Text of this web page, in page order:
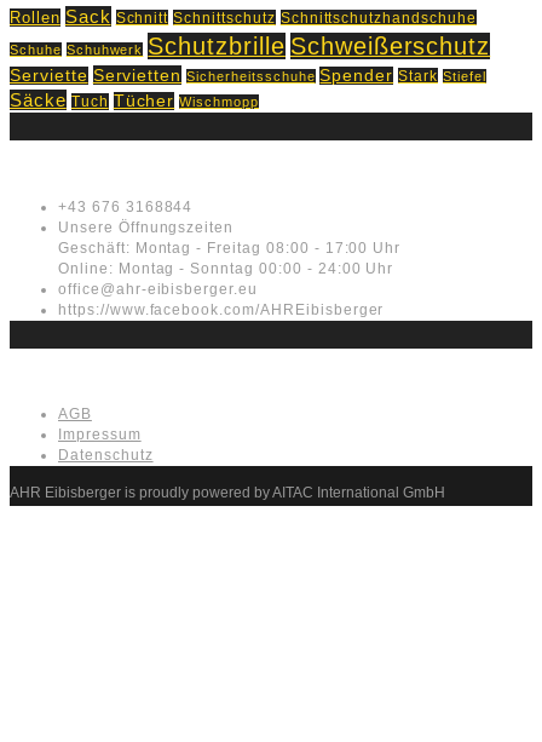
Rollen Sack Schnitt Schnittschutz Schnittschutzhandschuhe
Schuhe Schuhwerk Schutzbrille Schweißerschutz
Serviette Servietten Sicherheitsschuhe Spender Stark Stiefel
Säcke Tuch Tücher Wischmopp
+43 676 3168844
Unsere Öffnungszeiten
Geschäft: Montag - Freitag 08:00 - 17:00 Uhr
Online: Montag - Sonntag 00:00 - 24:00 Uhr
office@ahr-eibisberger.eu
https://www.facebook.com/AHREibisberger
AGB
Impressum
Datenschutz
AHR Eibisberger is proudly powered by AITAC International GmbH